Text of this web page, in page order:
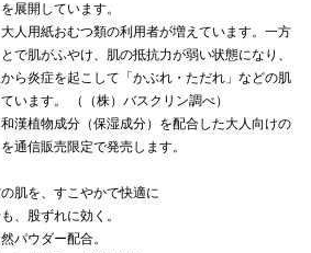
展開しています。
人用紙おむつ類の利用者が増えています。一方
で肌がふやけ、肌の抵抗力が弱い状態になり、
ら炎症を起こして「かぶれ・ただれ」などの肌
います。 （（株）バスクリン調べ）
漢植物成分（保湿成分）を配合した大人向けの
通信販売限定で発売します。
肌を、すこやかで快適に
、股ずれに効く。
パウダー配合。